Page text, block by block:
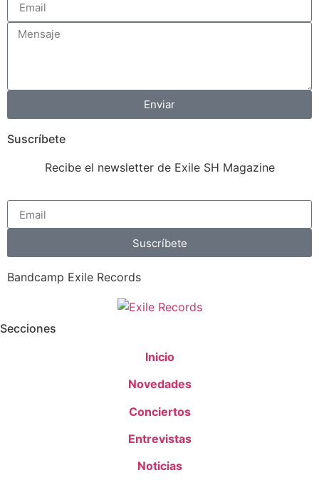
Enviar
Suscríbete
Recibe el newsletter de Exile SH Magazine
Suscríbete
Bandcamp Exile Records
Secciones
Inicio
Novedades
Conciertos
Entrevistas
Noticias